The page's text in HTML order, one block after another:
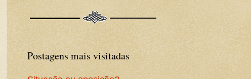
Postagens mais visitadas